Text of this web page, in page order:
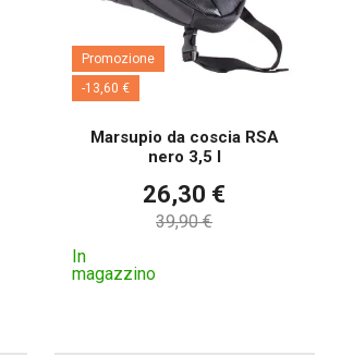
Promozione
-13,60 €
Marsupio da coscia RSA
nero 3,5 l
26,30 €
39,90 €
In
magazzino